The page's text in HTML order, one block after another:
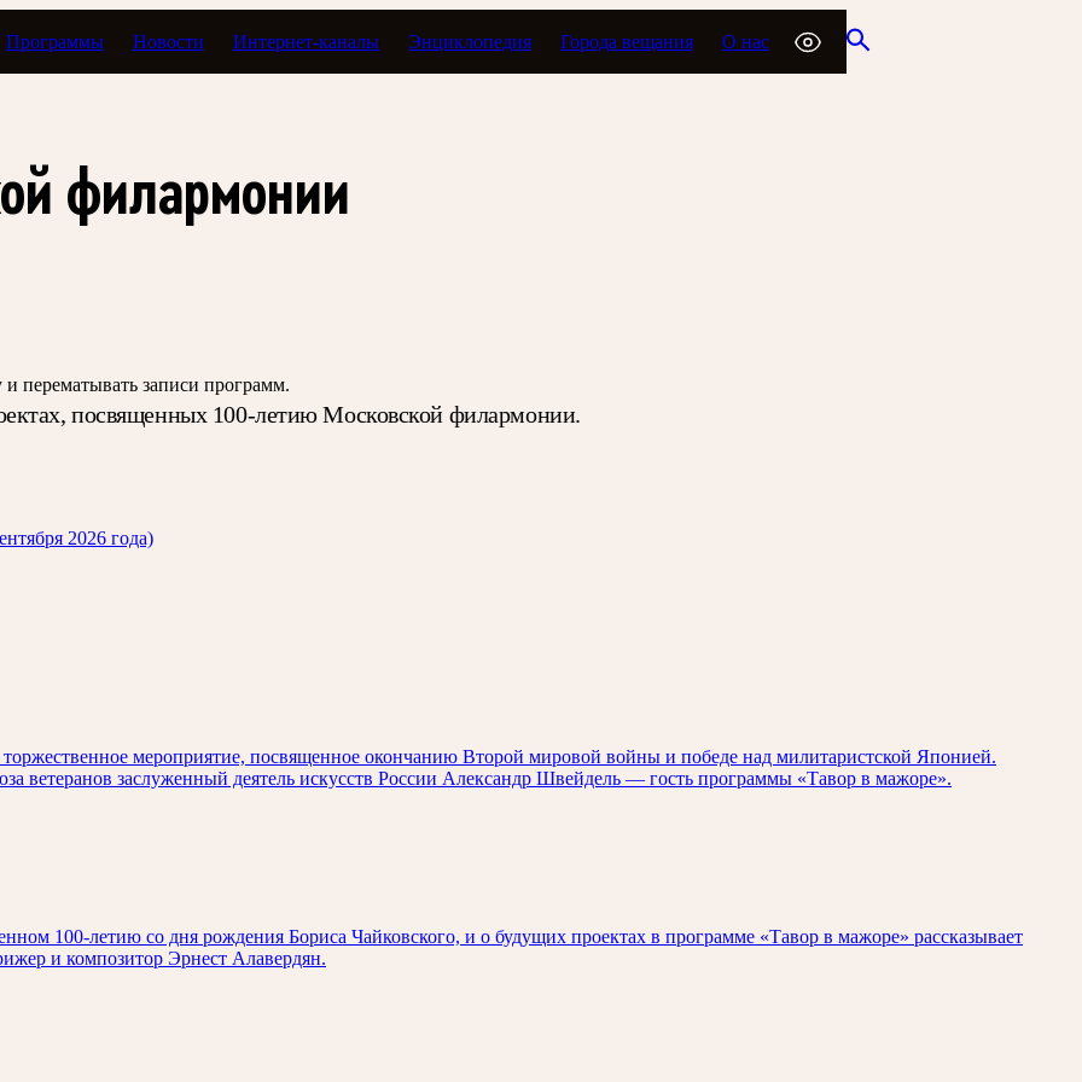
Программы Новости Интернет-каналы Энциклопедия Города вещания О нас
Тавор в мажоре
филармонии
и перематывать записи программ.
посвященных 100-летию Московской филармонии.
2026 года)
мероприятие, посвященное окончанию Второй мировой войны и победе над милитаристской Японией.
ветеранов заслуженный деятель искусств России Александр Швейдель — гость программы «Тавор в мажоре».
100-летию со дня рождения Бориса Чайковского, и о будущих проектах в программе «Тавор в мажоре» рассказывает
и композитор Эрнест Алавердян.